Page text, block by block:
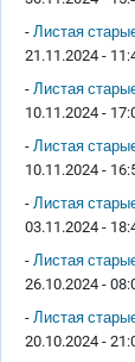
- Листая
21.11.2024 -
- Листая
10.11.2024 -
- Листая
10.11.2024 -
- Листая
03.11.2024 -
- Листая
26.10.2024 -
- Листая
20.10.2024 -